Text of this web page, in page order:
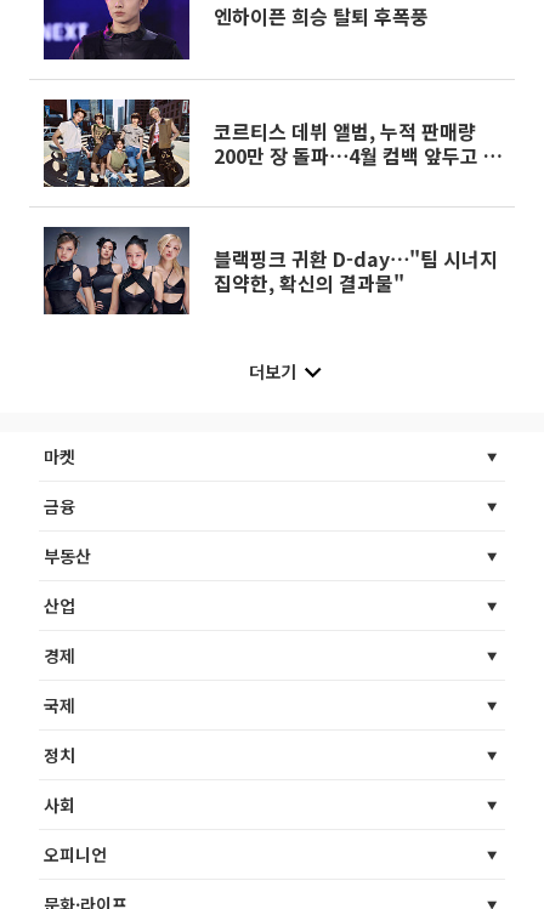
엔하이픈 희승 탈퇴 후폭풍
코르티스 데뷔 앨범, 누적 판매량
200만 장 돌파⋯4월 컴백 앞두고 경
블랙핑크 귀환 D-day⋯"팀 시너지
집약한, 확신의 결과물"
더보기
마켓
금융
부동산
산업
경제
국제
정치
사회
오피니언
문화·라이프